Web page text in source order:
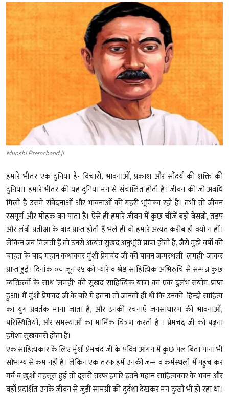
शख्सियत
धरोहर
यात्रावृत्तांत
उपन्यास
शायरी
ग़ज़ल
Munshi Premchand ji
हमारे भीतर एक दुनिया है- विचारों, भावनाओं, प्रकाश और सौंदर्य की शक्ति की
दुनिया। हमारे भीतर की यह दुनिया मन से संचालित होती है। जीवन की जो अवधि
मिली है उसमें संवेदनाओं और भावनाओं की गहरी भूमिका रही है। तभी तो जीवन
रसपूर्ण और मोहक बन पाता है। ऐसे ही हमारे जीवन में कुछ चीजें बड़ी बेसब्री, तड़प
और लंबी प्रतीक्षा के बाद प्राप्त होती हैं भले ही वो हमारे अत्यंत करीब ही क्यों न हों।
लेकिन जब मिलती हैं तो उनसे अत्यंत सुखद अनुभूति प्राप्त होती है, जैसे मुझे वर्षों की
चाहत के बाद महान कथाकार मुंशी प्रेमचंद जी की पावन जन्मस्थली `लमही' जाकर
प्राप्त हुई। दिनांक ०८ जून २५ को प्यारे व श्रेष्ठ साहित्यिक अभिरुचि से सम्पन्न कुछ
व्यक्तित्वों के साथ `लमही' की सुखद साहित्यिक यात्रा का एक दुर्लभ संयोग प्राप्त
हुआ। मैं मुंशी प्रेमचंद जी के बारे में इतना तो जानती ही थी कि उनको हिन्दी साहित्य
का युग प्रवर्तक माना जाता है, और उनकी रचनाएँ जनसाधारण की भावनाओं,
परिस्थितियों, और समस्याओं का मार्मिक चित्रण करती हैं । प्रेमचंद जी को पढ़ना
हमेशा सुखकारी होता है।
एक साहित्यकार के लिए मुंशी प्रेमचंद जी के पवित्र आंगन में कुछ पल बिता पाना भी
सौभाग्य से कम नहीं है। लेकिन एक तरफ हमें उनकी जन्म व कर्मस्थली में पहुंच कर
गर्व व ख़ुशी महसूस हुई तो दूसरी तरफ हमारे इतने महान साहित्यकार के भवन और
वहाँ प्रदर्शित उनके जीवन से जुड़ी सामग्री की दुर्दशा देखकर मन दुःखी भी हो रहा था।